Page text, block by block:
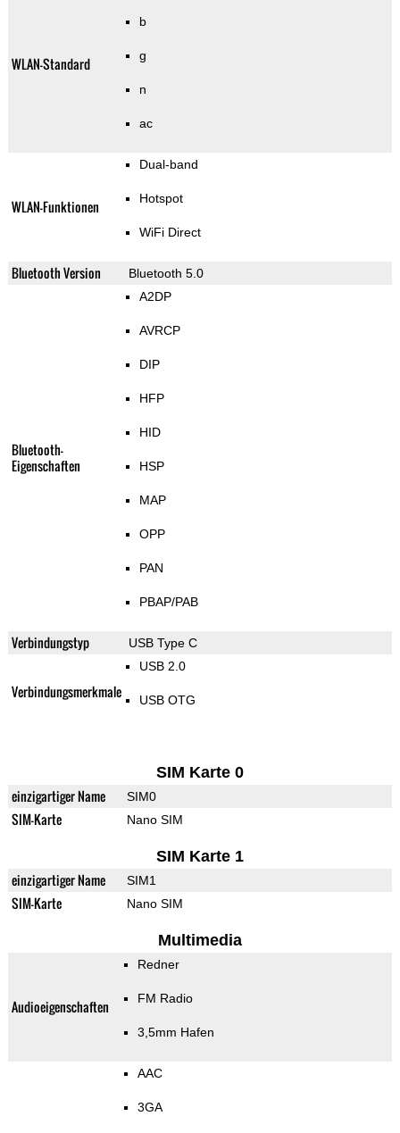
WLAN-Standard
b
g
n
ac
WLAN-Funktionen
Dual-band
Hotspot
WiFi Direct
Bluetooth Version Bluetooth 5.0
Bluetooth-
Eigenschaften
A2DP
AVRCP
DIP
HFP
HID
HSP
MAP
OPP
PAN
PBAP/PAB
Verbindungstyp USB Type C
Verbindungsmerkmale
USB 2.0
USB OTG
SIM Karte 0
einzigartiger Name SIM0
SIM-Karte Nano SIM
SIM Karte 1
einzigartiger Name SIM1
SIM-Karte Nano SIM
Multimedia
Audioeigenschaften
Redner
FM Radio
3,5mm Hafen
AAC
3GA